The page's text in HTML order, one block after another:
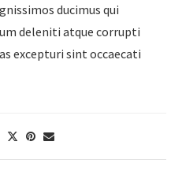
ducimus qui
deleniti atque corrupti
excepturi sint occaecati